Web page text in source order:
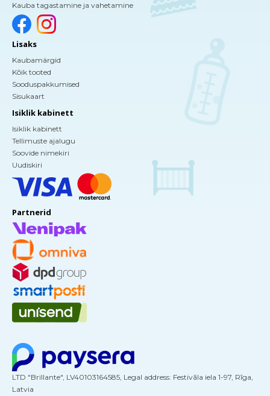
Kauba tagastamine ja vahetamine
Lisaks
Kaubamärgid
Kõik tooted
Sooduspakkumised
Sisukaart
Isiklik kabinett
Isiklik kabinett
Tellimuste ajalugu
Soovide nimekiri
Uudiskiri
Partnerid
LTD "Brillante", LV40103164585, Legal address: Festivāla iela 1-97, Rīga,
Latvia